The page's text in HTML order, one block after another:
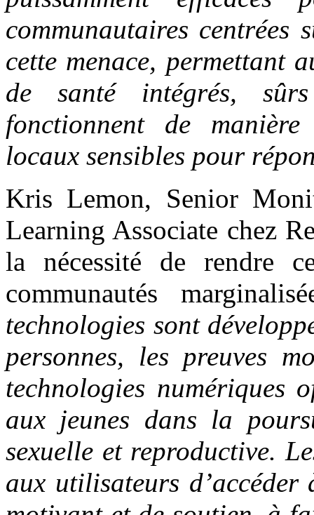
communautaires
cette menace, permettant
de santé intégrés,
fonctionnent de
locaux sensibles pour
Kris Lemon, Senior
Learning Associate chez
la nécessité de rendre
communautés
technologies sont
personnes, les preuves
technologies numériques
aux jeunes dans la
sexuelle et reproductive.
aux utilisateurs